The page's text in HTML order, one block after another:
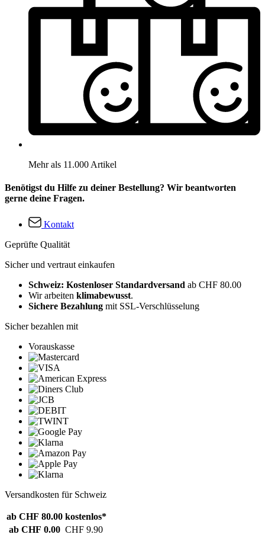
Mehr als 11.000 Artikel
Benötigst du Hilfe zu deiner Bestellung? Wir beantworten
gerne deine Fragen.
Kontakt
Geprüfte Qualität
Sicher und vertraut einkaufen
Schweiz: Kostenloser Standardversand ab CHF 80.00
Wir arbeiten klimabewusst.
Sichere Bezahlung mit SSL-Verschlüsselung
Sicher bezahlen mit
Vorauskasse
Versandkosten für Schweiz
ab CHF 80.00 kostenlos*
ab CHF 0.00 CHF 9.90